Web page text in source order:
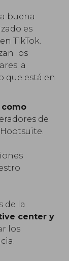
buena
es
TikTok.
los
a
que está en
como
de
de la
center y
los